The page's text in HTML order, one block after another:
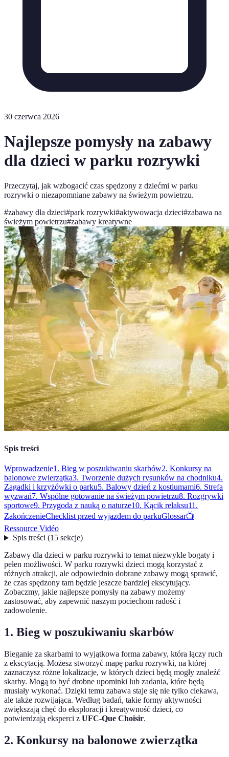
30 czerwca 2026
Najlepsze pomysły na zabawy
dla dzieci w parku rozrywki
Przeczytaj, jak wzbogacić czas spędzony z dziećmi w parku
rozrywki o niezapomniane zabawy na świeżym powietrzu.
#zabawy dla dzieci#park rozrywki#aktywowacja dzieci#zabawa na
świeżym powietrzu#zabawy kreatywne
Spis treści
Wprowadzenie1. Bieg w poszukiwaniu skarbów2. Konkursy na
balonowe zwierzątka3. Tworzenie dużych rysunków na chodniku4.
Zagadki i krzyżówki o parku5. Balowy dzień z kostiumami6. Strefa
wyzwań7. Wspólne gotowanie na świeżym powietrzu8. Rozgrywki
sportowe9. Przygoda z nauką o naturze10. Kącik relaksu11.
ZakończenieChecklist przed wyjazdem do parkuGlossar📺
Ressource Vidéo
Spis treści(15 sekcje)
Zabawy dla dzieci w parku rozrywki to temat niezwykle bogaty i
pełen możliwości. W parku rozrywki dzieci mogą korzystać z
różnych atrakcji, ale odpowiednio dobrane zabawy mogą sprawić,
że czas spędzony tam będzie jeszcze bardziej ekscytujący.
Zobaczmy, jakie najlepsze pomysły na zabawy możemy
zastosować, aby zapewnić naszym pociechom radość i
zadowolenie.
1. Bieg w poszukiwaniu skarbów
Bieganie za skarbami to wyjątkowa forma zabawy, która łączy ruch
z ekscytacją. Możesz stworzyć mapę parku rozrywki, na której
zaznaczysz różne lokalizacje, w których dzieci będą mogły znaleźć
skarby. Mogą to być drobne upominki lub zadania, które będą
musiały wykonać. Dzięki temu zabawa staje się nie tylko ciekawa,
ale także rozwijająca. Według badań, takie formy aktywności
zwiększają chęć do eksploracji i kreatywność dzieci, co
potwierdzają eksperci z UFC-Que Choisir.
2. Konkursy na balonowe zwierzątka